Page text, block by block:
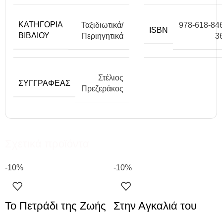
ΚΑΤΗΓΟΡΊΑ
ΒΙΒΛΊΟΥ
Ταξιδιωτικά/
Περιηγητικά
ISBN
978-618-
ΣΥΓΓΡΑΦΈΑΣ
Στέλιος
Πρεζεράκος
-10%
Το Πετράδι της Ζωής
-10%
Στην Αγκαλιά του